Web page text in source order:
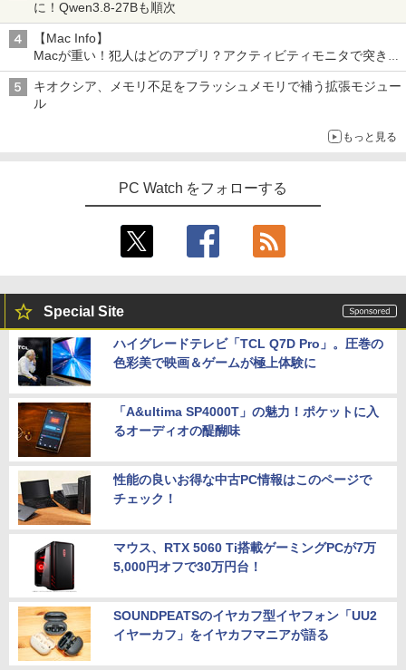
ノートパソコン
D256GB+HDD1TB 17インチ フルHD Wi
16PA#ABJ 1年保証 レビュー特典:WPS
Office Bランク ノートパソコン
￥24,800
超得2,000円OFF&P2倍｜高画質フルHD
｜Microsoft Office搭載｜最大180日保証
｜Core i5 第8世代｜メモリ8GB SSD256
GB｜中古ノートパソコン Windows11 o
ffice付き｜中古ノートパソコン｜ノート
￥29,800
ンス】GMKtec G10 ミニPC【AMD Ryz
en 5 3500U DDR4 16GB 512GB/256GB/
Windows11 Pro 8K/4K 3画面出力 LAN *
2 WiFi5 Bluetooth5.0 Nucbox みにpc
Ryzen 5 N95/N97/N100/4300U/N150よ
【1500円OFFクーポン】【マウス＋キー
パソコン Microsoft Office付き 初期設定
不要 ストレージ 最大1TB メモリ32GB C
Pro pc
￥39,800
応】Dell OptiPlex 3080 SFF/第10世代 C
ore i5/メモリ:8GB/16GB/32GB/SSD:25
6GB/512GB/1TB/USB 3.2/DP/HDMI/Wi-f
fice/中古 デスクトップ デスクトップPC
￥45,800
4
【10%OFFクーポン】KOORUIモニター
21.5インチ 120Hz サブモニター FHD ゲ
ーミングモニター pcモニター VAパネル
液晶ディスプレイ 1080P 高画質 アイケ
【お買い物マラソ開催中！P最大31.5%還
元】5年保証/Type-C/100Hz 24インチ モ
ニター USB-C IPSパネル スピーカー内蔵
フルHD 液晶モニター Minifire MF24X3C
￥11,999
んのおうち（1～40巻） （0） [ 中脇 初
枝 ]
￥26,400
代は神様から与えられた特別な時間 （幻
￥1,034
に！Qwen3.8-27Bも順次
【Mac Info】
Macが重い！犯人はどのアプリ？アクティビティモニタで突き止
める
キオクシア、メモリ不足をフラッシュメモリで補う拡張モジュー
ル
もっと見る
PC Watch をフォローする
Special Site
ハイグレードテレビ「TCL Q7D Pro」。圧巻の
色彩美で映画＆ゲームが極上体験に
「A&ultima SP4000T」の魅力！ポケットに入
るオーディオの醍醐味
性能の良いお得な中古PC情報はこのページで
チェック！
マウス、RTX 5060 Ti搭載ゲーミングPCが7万
5,000円オフで30万円台！
SOUNDPEATSのイヤカフ型イヤフォン「UU2
イヤーカフ」をイヤカフマニアが語る